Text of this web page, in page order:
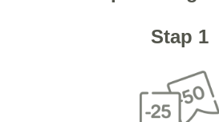
Stap 1